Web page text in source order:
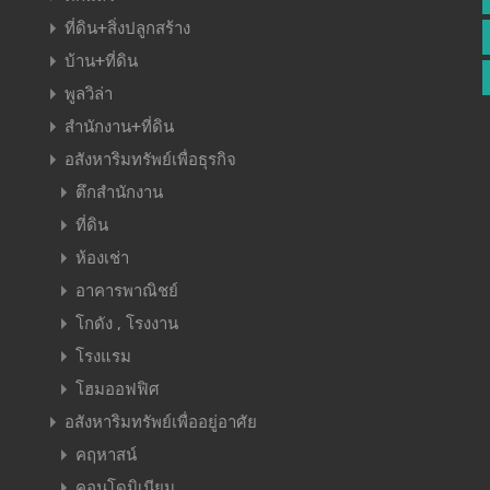
ที่ดิน+สิ่งปลูกสร้าง
บ้าน+ที่ดิน
พูลวิล่า
สำนักงาน+ที่ดิน
อสังหาริมทรัพย์เพื่อธุรกิจ
ตึกสำนักงาน
ที่ดิน
ห้องเช่า
อาคารพาณิชย์
โกดัง , โรงงาน
โรงแรม
โฮมออฟฟิศ
อสังหาริมทรัพย์เพื่ออยู่อาศัย
คฤหาสน์